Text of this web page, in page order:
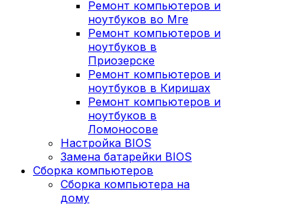
Ремонт компьютеров и
ноутбуков во Мге
Ремонт компьютеров и
ноутбуков в
Приозерске
Ремонт компьютеров и
ноутбуков в Киришах
Ремонт компьютеров и
ноутбуков в
Ломоносове
Настройка BIOS
Замена батарейки BIOS
Сборка компьютеров
Сборка компьютера на
дому